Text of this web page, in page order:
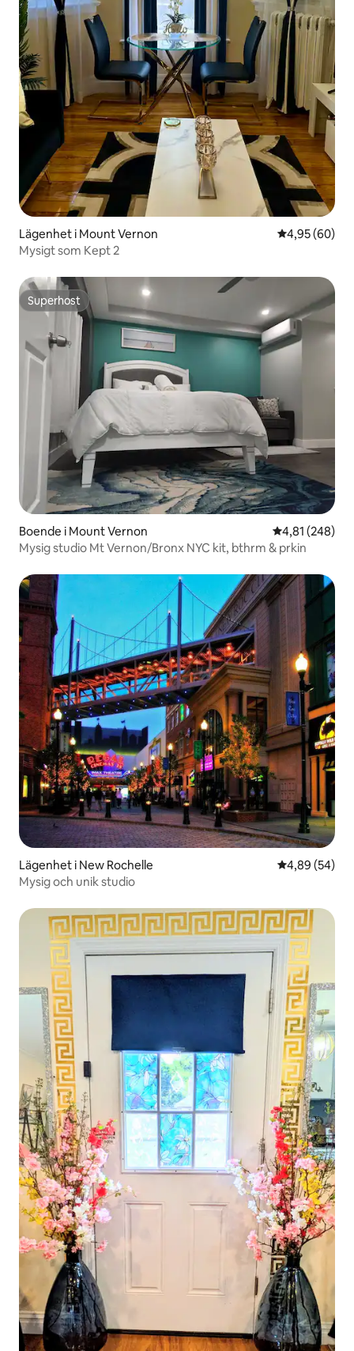
Lägenhet i Mount Vernon 4,95 av 5 i
4,95 (60)
Mysigt som Kept 2
Superhost
Superhost
Boende i Mount Vernon 4,81 av 5 i
4,81 (248)
Mysig studio Mt Vernon/Bronx NYC kit, bthrm & prkin
Lägenhet i New Rochelle 4,89 av 5 i
4,89 (54)
Mysig och unik studio